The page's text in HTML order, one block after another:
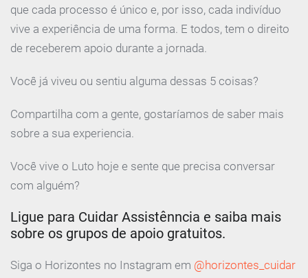
que cada processo é único e, por isso, cada indivíduo
vive a experiência de uma forma. E todos, tem o direito
de receberem apoio durante a jornada.
Você já viveu ou sentiu alguma dessas 5 coisas?
Compartilha com a gente, gostaríamos de saber mais
sobre a sua experiencia.
Você vive o Luto hoje e sente que precisa conversar
com alguém?
Ligue para Cuidar Assistênncia e saiba mais
sobre os grupos de apoio gratuitos.
Siga o Horizontes no Instagram em @horizontes_cuidar